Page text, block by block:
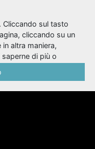
/ Pietro
Cliccando sul tasto
cliccando su un
altra maniera,
di più o